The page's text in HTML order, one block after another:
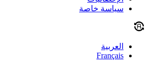
سياسة خاصة
العربية
Français